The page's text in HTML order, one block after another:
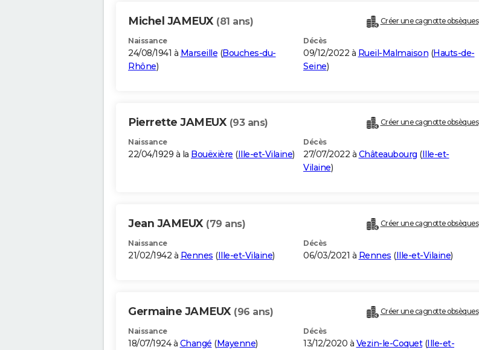
Michel JAMEUX (81 ans) Créer une cagnotte obsèques
Naissance
24/08/1941 à Marseille (Bouches-du-
Rhône)
Décès
09/12/2022 à Rueil-Malmaison (Hauts-de-
Seine)
Pierrette JAMEUX (93 ans) Créer une cagnotte obsèques
Naissance
22/04/1929 à la Bouëxière (Ille-et-Vilaine)
Décès
27/07/2022 à Châteaubourg (Ille-et-
Vilaine)
Jean JAMEUX (79 ans) Créer une cagnotte obsèques
Naissance
21/02/1942 à Rennes (Ille-et-Vilaine)
Décès
06/03/2021 à Rennes (Ille-et-Vilaine)
Germaine JAMEUX (96 ans) Créer une cagnotte obsèques
Naissance
18/07/1924 à Changé (Mayenne)
Décès
13/12/2020 à Vezin-le-Coquet(Ille-et-